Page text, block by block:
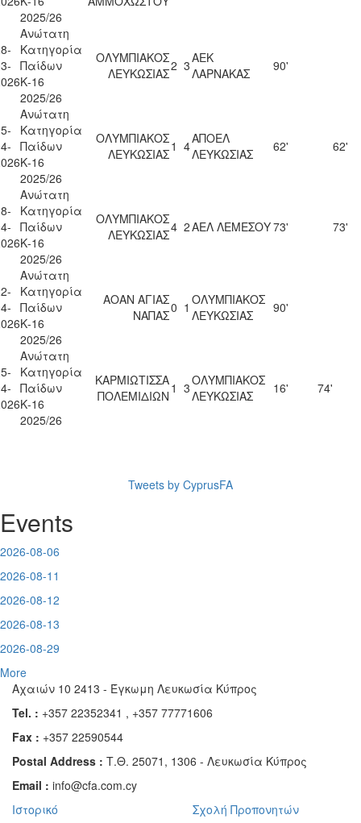
2025/26
Ανώτατη
Κατηγορία
Παίδων
Κ-16
2025/26
ΟΛΥΜΠΙΑΚΟΣ
ΛΕΥΚΩΣΙΑΣ2 3ΑΕΚ
ΛΑΡΝΑΚΑΣ
90'
Ανώτατη
Κατηγορία
Παίδων
Κ-16
2025/26
ΟΛΥΜΠΙΑΚΟΣ
ΛΕΥΚΩΣΙΑΣ1 4ΑΠΟΕΛ
ΛΕΥΚΩΣΙΑΣ
62' 62'
Ανώτατη
Κατηγορία
Παίδων
Κ-16
2025/26
ΟΛΥΜΠΙΑΚΟΣ
ΛΕΥΚΩΣΙΑΣ4 2ΑΕΛ ΛΕΜΕΣΟΥ73' 73'
Ανώτατη
Κατηγορία
Παίδων
Κ-16
2025/26
ΑΟΑΝ ΑΓΙΑΣ
ΝΑΠΑΣ0 1 ΟΛΥΜΠΙΑΚΟΣ
ΛΕΥΚΩΣΙΑΣ
90'
Ανώτατη
Κατηγορία
Παίδων
Κ-16
2025/26
ΚΑΡΜΙΩΤΙΣΣΑ
ΠΟΛΕΜΙΔΙΩΝ 1 3ΟΛΥΜΠΙΑΚΟΣ
ΛΕΥΚΩΣΙΑΣ
16' 74'
Tweets by CyprusFA
Events
2026-08-06
2026-08-11
2026-08-12
2026-08-13
2026-08-29
More
Αχαιών 10 2413 - Έγκωμη Λευκωσία Κύπρος
Tel. : +357 22352341 , +357 77771606
Fax : +357 22590544
Postal Address : Τ.Θ. 25071, 1306 - Λευκωσία Κύπρος
Email : info@cfa.com.cy
Ιστορικό
Σχολή Προπονητών